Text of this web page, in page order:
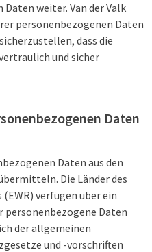
weiter. Van der Valk
personenbezogenen Daten
dass die
und sicher
Daten
Daten aus den
Die Länder des
verfügen über ein
Daten
der allgemeinen
und -vorschriften